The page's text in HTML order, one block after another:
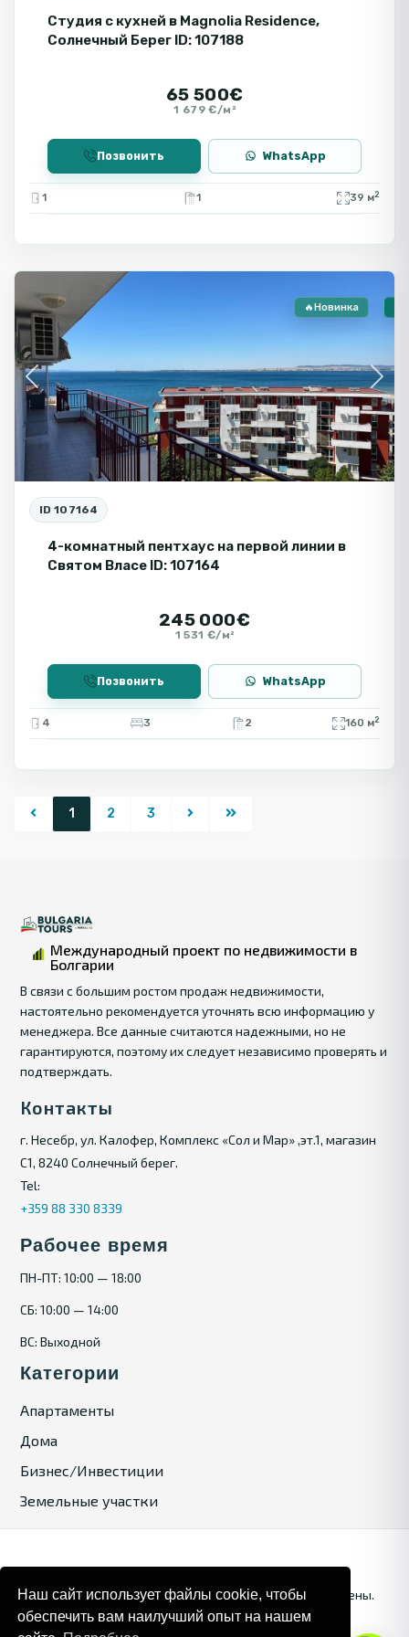
Студия с кухней в Magnolia Residence,
Солнечный Берег ID: 107188
65 500€
1 679 €/м²
Позвонить WhatsApp
1 1 39 м2
Previous Next
🔥Новинка
ID 107164
4-комнатный пентхаус на первой линии в
Святом Власе ID: 107164
245 000€
1 531 €/м²
Позвонить WhatsApp
4 3 2 160 м2
1 2 3
Международный проект по недвижимости в
Болгарии
В связи с большим ростом продаж недвижимости,
настоятельно рекомендуется уточнять всю информацию у
менеджера. Все данные считаются надежными, но не
гарантируются, поэтому их следует независимо проверять и
подтверждать.
Контакты
г. Несебр, ул. Калофер, Комплекс «Сол и Мар» ,эт.1, магазин
С1, 8240 Солнечный берег.
Tel:
+359 88 330 8339
Рабочее время
ПН-ПТ: 10:00 — 18:00
СБ: 10:00 — 14:00
ВС: Выходной
Категории
Апартаменты
Дома
Бизнес/Инвестиции
Земельные участки
© 2025. Bulgaria Tours by Inrealr4u. Все права зашищены.
Карта сайта Политика конфиденциальности
Наш сайт использует файлы cookie, чтобы
обеспечить вам наилучший опыт на нашем